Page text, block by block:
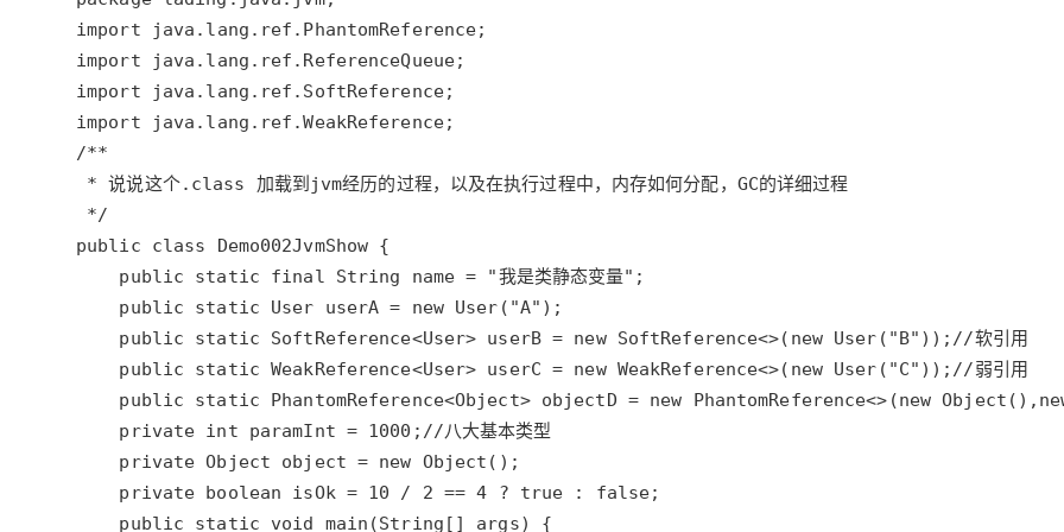
import
java . lang . ref . PhantomReference
import
java . lang . ref . ReferenceQueue
import
java . lang . ref . SoftReference
import
java . lang . ref .WeakReference
/**
* 说说这个.class 加载到jvm经历的过程，以及在执行过程中，内存如何分配，GC的详细过程
*/
public
class Demo002JvmShow
public
static final String name = "我是类静态变量"
public
static User userA = new User ( "A"
public
static SoftReference<User> userB = new SoftReference<>( new User ( "B" )); //软引用
public
static WeakReference<User> userC = new WeakReference<>( new User ( "C" )); //弱引用
public
static PhantomReference<Object> objectD = new PhantomReference<> (new Object (),
private int paramInt = 1000 ; //八大基本类型
private Object object = new Object
private boolean isOk = 10 / 2 == 4 ? true : false
public
static void main (String [] args